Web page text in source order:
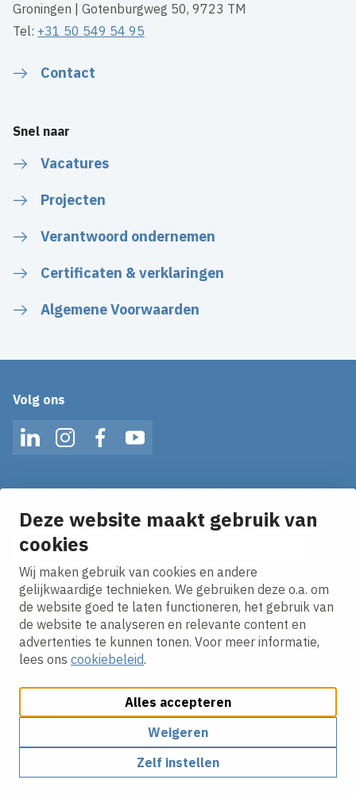
Deze website maakt gebruik van
cookies
Wij maken gebruik van cookies en andere
gelijkwaardige technieken. We gebruiken deze o.a. om
de website goed te laten functioneren, het gebruik van
de website te analyseren en relevante content en
advertenties te kunnen tonen. Voor meer informatie,
lees ons cookiebeleid.
Alles accepteren
Weigeren
Zelf instellen
Groningen | Gotenburgweg 50, 9723 TM
Tel: +31 50 549 54 95
Contact
Snel naar
Vacatures
Projecten
Verantwoord ondernemen
Certificaten & verklaringen
Algemene Voorwaarden
Volg ons
LinkedInInstagramFacebookYouTube
en ontvang het laatste nieuws direct in je inbox!
E-mailadres
Ik ga akkoord met hetprivacy statement.
Cookies aanpassenCookie beleidPrivacy policy